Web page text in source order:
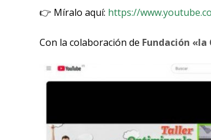
👉 Míralo aquí: https://
Con la colaboración de Fundación «la